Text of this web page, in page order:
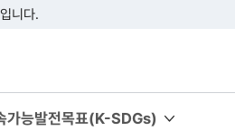
니다.
가능발전목표(K-SDGs)